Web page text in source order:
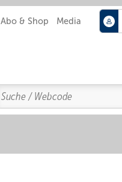
Abo & Shop Media
Search
Suchen